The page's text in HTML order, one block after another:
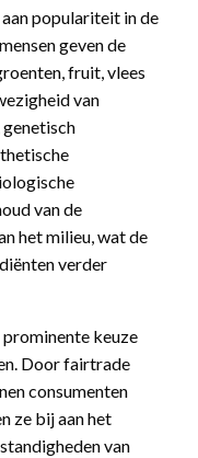
populariteit in de
geven de
fruit, vlees
van
van de
het milieu, wat de
verder
keuze
Door fairtrade
consumenten
ze bij aan het
van